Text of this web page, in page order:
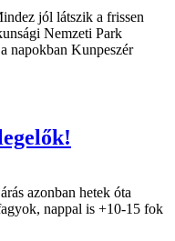
jól látszik a frissen
Nemzeti Park
napokban Kunpeszér
azonban hetek óta
nappal is +10-15 fok